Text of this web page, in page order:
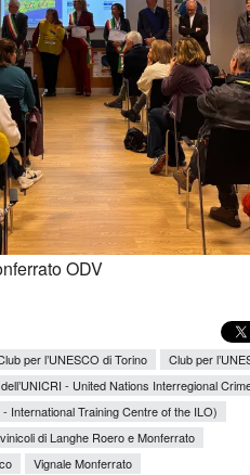
ODV
per l’UNESCO di Torino
Club per
- United Nations Interregional
International Training Centre of the ILO)
di Langhe Roero e Monferrato
Vignale Monferrato